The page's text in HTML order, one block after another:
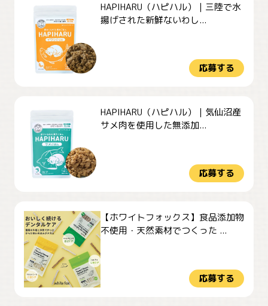
HAPIHARU（ハピハル）｜三陸で水
揚げされた新鮮ないわし...
応募する
HAPIHARU（ハピハル）｜気仙沼産
サメ肉を使用した無添加...
応募する
【ホワイトフォックス】食品添加物
不使用・天然素材でつくった ...
応募する